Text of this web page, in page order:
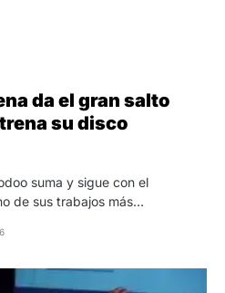
da el gran salto
su disco
suma y sigue con el
de sus trabajos más…